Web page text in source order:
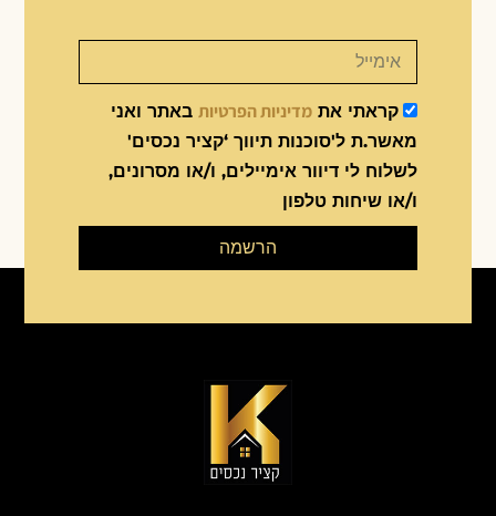
קראתי את מדיניות הפרטיותבאתר ואני
מאשר.ת ל'סוכנות תיווך ‘קציר נכסים'
לשלוח לי דיוור אימיילים, ו/או מסרונים,
ו/או שיחות טלפון
הרשמה